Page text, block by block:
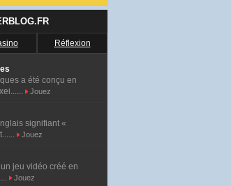
Réflexion
a été conçu en
Jouez
signifiant «
Jouez
jeu vidéo créé en
Jouez